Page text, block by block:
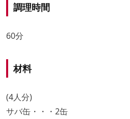
調理時間
60分
材料
(4人分)
サバ缶・・・2缶